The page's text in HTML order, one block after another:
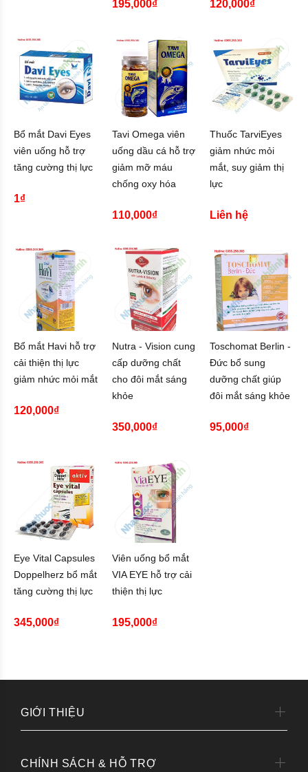
195,000₫ 120,000₫
Bổ mắt Davi Eyes
viên uống hỗ trợ
tăng cường thị lực
1₫
Tavi Omega viên
uống dầu cá hỗ trợ
giảm mỡ máu
chống oxy hóa
110,000₫
Thuốc TarviEyes
giảm nhức mỏi
mắt, suy giảm thị
lực
Liên hệ
Bổ mắt Havi hỗ trợ
cải thiện thị lực
giảm nhức mỏi mắt
120,000₫
Nutra - Vision cung
cấp dưỡng chất
cho đôi mắt sáng
khỏe
350,000₫
Toschomat Berlin -
Đức bổ sung
dưỡng chất giúp
đôi mắt sáng khỏe
95,000₫
Eye Vital Capsules
Doppelherz bổ mắt
tăng cường thị lực
345,000₫
Viên uống bổ mắt
VIA EYE hỗ trợ cải
thiện thị lực
195,000₫
GIỚI THIỆU
CHÍNH SÁCH & HỖ TRỢ